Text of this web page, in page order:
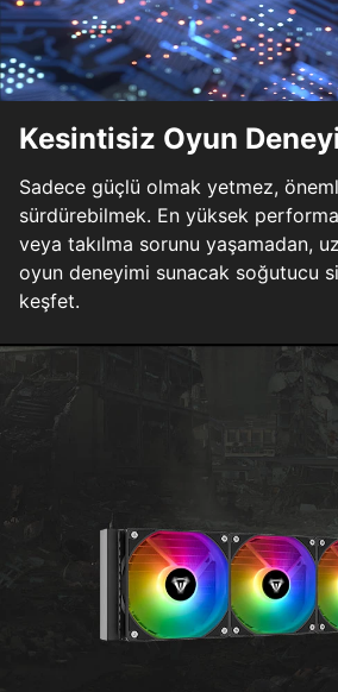
Kesintisiz Oyun
Sadece güçlü olmak yetmez,
sürdürebilmek. En yüksek
veya takılma sorunu yaşamadan,
oyun deneyimi sunacak soğutucu
keşfet.